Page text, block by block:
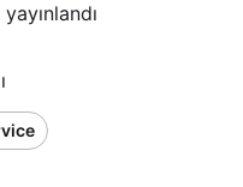
yayınlandı